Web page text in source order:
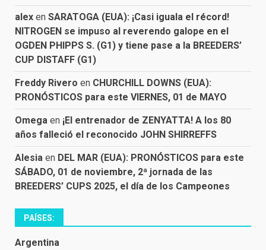
alex en SARATOGA (EUA): ¡Casi iguala el récord!
NITROGEN se impuso al reverendo galope en el
OGDEN PHIPPS S. (G1) y tiene pase a la BREEDERS’
CUP DISTAFF (G1)
Freddy Rivero en CHURCHILL DOWNS (EUA):
PRONÓSTICOS para este VIERNES, 01 de MAYO
Omega en ¡El entrenador de ZENYATTA! A los 80
años falleció el reconocido JOHN SHIRREFFS
Alesia en DEL MAR (EUA): PRONÓSTICOS para este
SÁBADO, 01 de noviembre, 2ª jornada de las
BREEDERS’ CUPS 2025, el día de los Campeones
PAÍSES:
Argentina